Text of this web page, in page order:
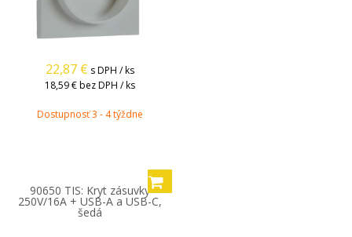
22,87 € s DPH / ks
18,59 €bez DPH / ks
Dostupnosť 3 - 4 týždne
90650 TIS: Kryt zásuvky
250V/16A + USB-A a USB-C,
šedá